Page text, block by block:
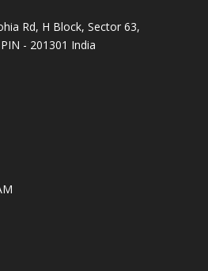
Rd, H Block, Sector 63,
- 201301 India